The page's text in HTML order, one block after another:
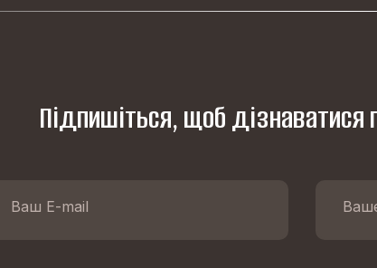
Підпишіться, щоб